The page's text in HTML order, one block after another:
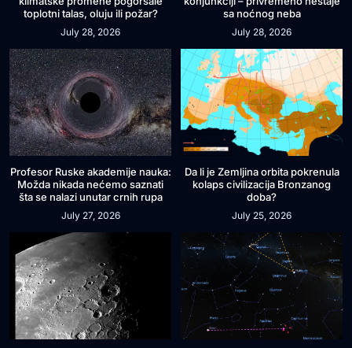
toplotni talas, oluju ili požar?
July 28, 2026
sa noćnog neba
July 28, 2026
Profesor Ruske akademije nauka:
Možda nikada nećemo saznati
šta se nalazi unutar crnih rupa
July 27, 2026
Da li je Zemljina orbita pokrenula
kolaps civilizacija Bronzanog
doba?
July 25, 2026